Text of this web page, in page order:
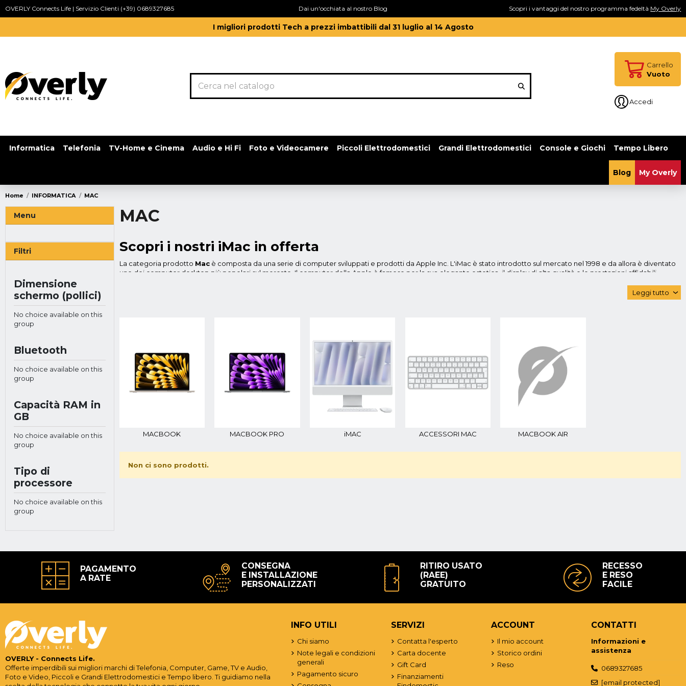
OVERLY Connects Life | Servizio Clienti (+39) 0689327685 Dai un'occhiata al nostro Blog Scopri i vantaggi del nostro programma fedeltà My Overly
I migliori prodotti Tech a prezzi imbattibili dal 31 luglio al 14 Agosto
Carrello
Vuoto
Accedi
Informatica Telefonia TV-Home e Cinema Audio e Hi Fi Foto e Videocamere Piccoli Elettrodomestici Grandi Elettrodomestici Console e Giochi Tempo Libero
My Overly
Blog
Home INFORMATICA MAC
MAC
Scopri i nostri iMac in offerta
La categoria prodotto Macè composta da una serie di computer sviluppati e prodotti da Apple Inc. L'iMac è stato introdotto sul mercato nel 1998 e da allora è diventato
uno dei computer desktop più popolari sul mercato. Il computer della Apple è famoso per la sua elegante estetica, il display di alta qualità e le prestazioni affidabili.
. L'iMac Book è un computer desktop sottile e leggero, che combina le prestazioni di un computer
desktop con la portabilità di un laptop. Questo modello di iMac è dotato di uno schermo Retina da 21,5 o 27 pollici, un processore Intel Core i5 o i7, fino a 32 GB di memoria
Apple è nota per il suo elevato livello di supporto al cliente. Ogni iMac è venduto con la sua garanzia è inoltre possibile contare sul supporto tecnico telefonico, in genere
della durata di 90 giorni, pronto ad aiutare per ogni difficoltà. Inoltre, gli utenti possono acquistare l'AppleCare Protection Plan, che estende la garanzia a tre anni e
fornisce supporto tecnico illimitato. Apple offre anche una serie di risorse online per aiutare gli utenti a utilizzare al meglio i loro iMac. Inoltre il sito web dell’azienda,
fornisce tutorial e guide per l'utente, che coprono argomenti come la configurazione del computer, l'uso delle applicazioni di produttività e la risoluzione dei problemi.
In questa categoria, oltre ai
computer Mac, potrete trovare i relativi accessori come tastiere, mouse, monitor aggiuntivi e cuffie. Questi prodotti sono destinati ai
consumatori e ai professionisti che cercano prestazioni elevate, design elegante e affidabilità nella loro strumentazione informatica.
migliore per chi ha bisogno di maggiori prestazioni e funzionalità. Tuttavia, entrambi i dispositivi sono alimentati da macOS, il sistema operativo di Apple, che offre una
vasta gamma di app e funzionalità per l'uso quotidiano e professionale. Inoltre, entrambi i dispositivi sono dotati di un'elevata qualità costruttiva e una durata della batteria
di lunga durata. In conclusione, se si è alla ricerca di un computer portatile Apple, il
esigenze del singolo utente.
Leggi tutto‹
MACBOOK MACBOOK PRO iMAC ACCESSORI MAC MACBOOK AIR
Non ci sono prodotti.
Menu
Filtri
Dimensione
schermo (pollici)
No choice available on this
group
Bluetooth
No choice available on this
group
Capacità RAM in
GB
No choice available on this
group
Tipo di
processore
No choice available on this
group
PAGAMENTO
A RATE
CONSEGNA
E INSTALLAZIONE
PERSONALIZZATI
RITIRO USATO
(RAEE)
GRATUITO
RECESSO
E RESO
FACILE
OVERLY - Connects Life.
Offerte imperdibili sui migliori marchi di Telefonia, Computer, Game, TV e Audio,
Foto e Video, Piccoli e Grandi Elettrodomestici e Tempo libero. Ti guidiamo nella
INFO UTILI
Chi siamo
Note legali e condizioni
generali
Pagamento sicuro
SERVIZI
Contatta l'esperto
Carta docente
Gift Card
Finanziamenti
ACCOUNT
Il mio account
Storico ordini
Reso
CONTATTI
Informazioni e
assistenza
0689327685
[email protected]